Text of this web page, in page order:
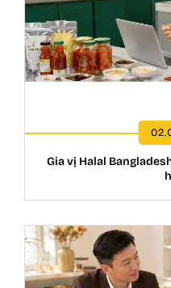
Gia vị Halal